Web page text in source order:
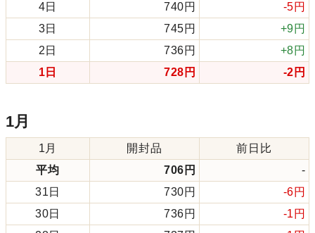
4日
740円
-5円
3日
745円
+9円
2日
736円
+8円
1日
728円 -2円
1月
1月 開封品
前日比
平均
706円
-
31日
730円
-6円
30日
736円
-1円